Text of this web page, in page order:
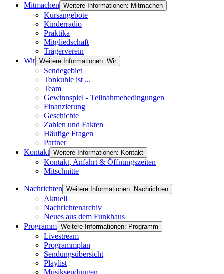
Mitmachen Weitere Informationen: Mitmachen
Kursangebote
Kinderradio
Praktika
Mitgliedschaft
Trägerverein
Wir Weitere Informationen: Wir
Sendegebiet
Tonkuhle ist ...
Team
Gewinnspiel - Teilnahmebedingungen
Finanzierung
Geschichte
Zahlen und Fakten
Häufige Fragen
Partner
Kontakt Weitere Informationen: Kontakt
Kontakt, Anfahrt & Öffnungszeiten
Mitschnitte
Nachrichten Weitere Informationen: Nachrichten
Aktuell
Nachrichtenarchiv
Neues aus dem Funkhaus
Programm Weitere Informationen: Programm
Livestream
Programmplan
Sendungsübersicht
Playlist
Musiksendungen